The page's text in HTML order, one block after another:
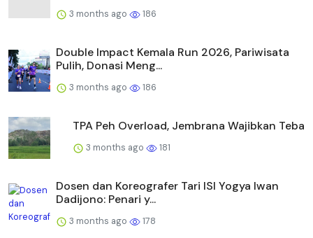
3 months ago 186
Double Impact Kemala Run 2026, Pariwisata
Pulih, Donasi Meng...
3 months ago 186
TPA Peh Overload, Jembrana Wajibkan Teba
3 months ago 181
Dosen dan Koreografer Tari ISI Yogya Iwan
Dadijono: Penari y...
3 months ago 178